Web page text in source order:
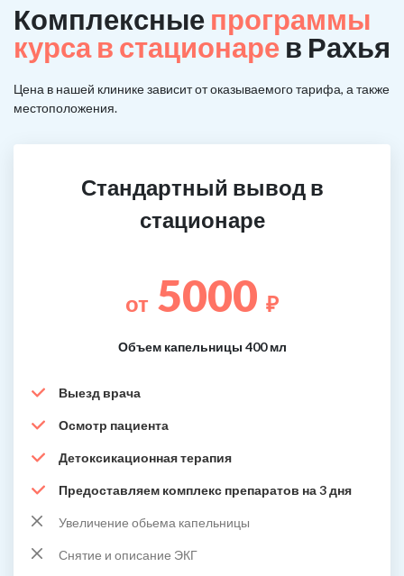
Комплексные программы
курса в стационаре в Рахья
Цена в нашей клинике зависит от оказываемого тарифа, а также
местоположения.
Стандартный вывод в
стационаре
от 5000 ₽
Объем капельницы 400 мл
Выезд врача
Осмотр пациента
Детоксикационная терапия
Предоставляем комплекс препаратов на 3 дня
Увеличение обьема капельницы
Снятие и описание ЭКГ